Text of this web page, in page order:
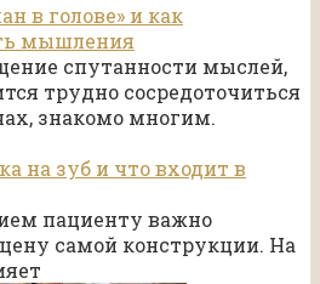
в голове» и как
мышления
спутанности мыслей,
трудно сосредоточиться
знакомо многим.
на зуб и что входит в
пациенту важно
самой конструкции. На